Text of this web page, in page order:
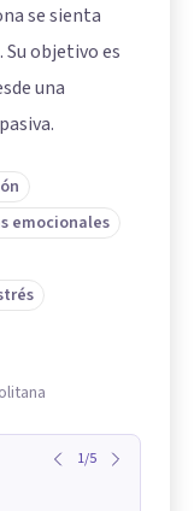
se sienta
Su objetivo es
una
emocionales
1/5